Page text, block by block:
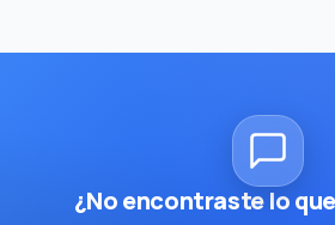
¿No encontraste lo